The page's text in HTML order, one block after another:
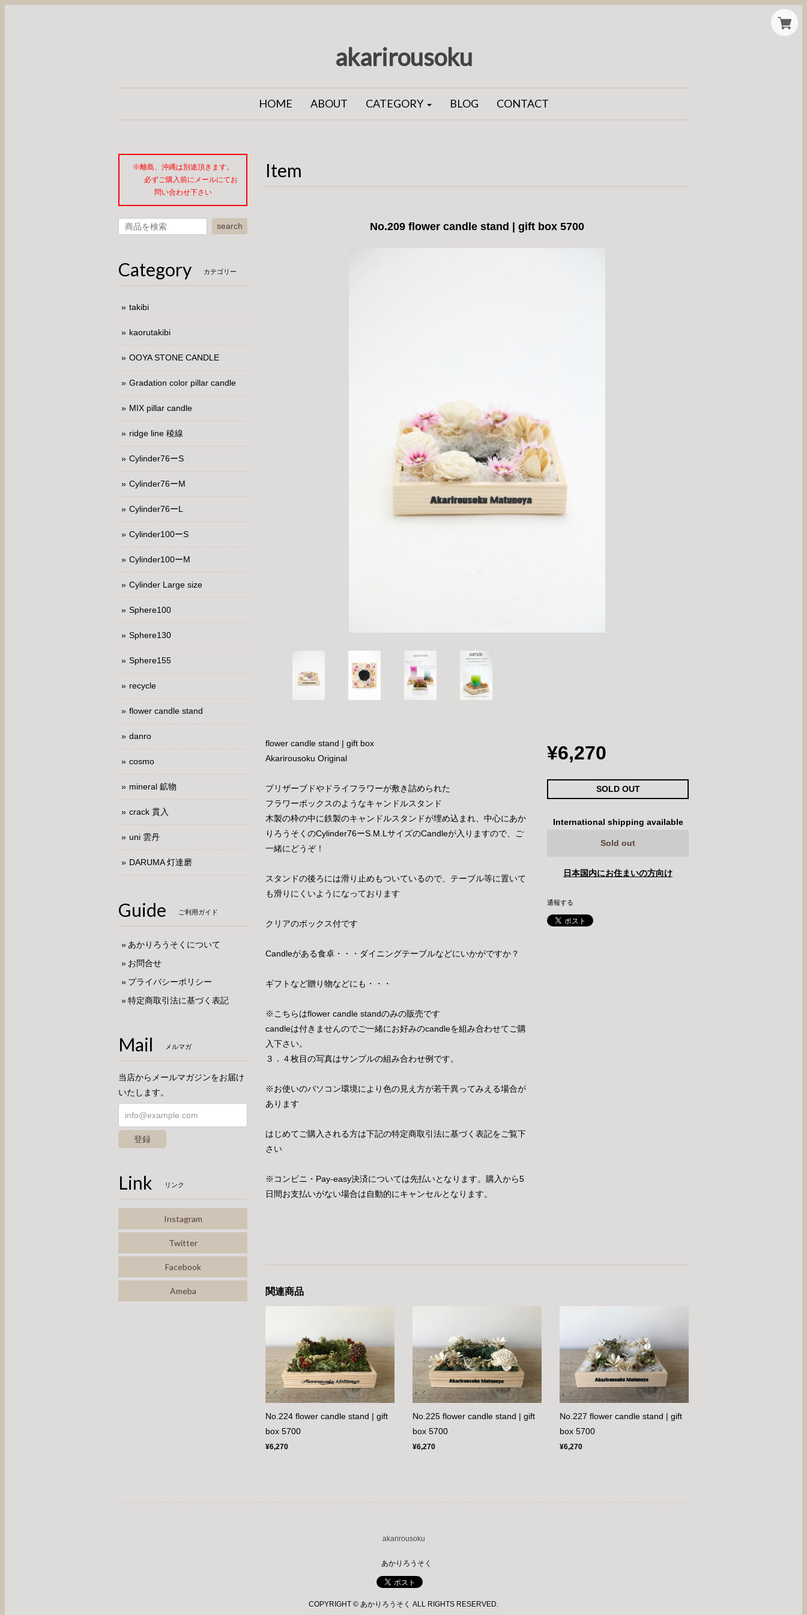
akarirousoku
HOME ABOUT CATEGORY BLOG CONTACT
Item
No.209 flower candle stand | gift box 5700
flower candle stand | gift box
Akarirousoku Original
プリザーブドやドライフラワーが敷き詰められた
フラワーボックスのようなキャンドルスタンド
木製の枠の中に鉄製のキャンドルスタンドが埋め込まれ、中心にあか
りろうそくのCylinder76ーS.M.LサイズのCandleが入りますので、ご
一緒にどうぞ！
スタンドの後ろには滑り止めもついているので、テーブル等に置いて
も滑りにくいようになっております
クリアのボックス付です
Candleがある食卓・・・ダイニングテーブルなどにいかがですか？
ギフトなど贈り物などにも・・・
※こちらはflower candle standのみの販売です
candleは付きませんのでご一緒にお好みのcandleを組み合わせてご購
入下さい。
３．４枚目の写真はサンプルの組み合わせ例です。
※お使いのパソコン環境により色の見え方が若干異ってみえる場合が
あります
はじめてご購入される方は下記の特定商取引法に基づく表記をご覧下
さい
※コンビニ・Pay-easy決済については先払いとなります。購入から5
日間お支払いがない場合は自動的にキャンセルとなります。
¥6,270
SOLD OUT
International shipping available
Sold out
日本国内にお住まいの方向け
通報する
関連商品
No.224 flower candle stand | gift
box 5700
¥6,270
No.225 flower candle stand | gift
box 5700
¥6,270
No.227 flower candle stand | gift
box 5700
¥6,270
※離島、沖縄は別途頂きます。
必ずご購入前にメールにてお
問い合わせ下さい
search
Category カテゴリー
takibi
kaorutakibi
OOYA STONE CANDLE
Gradation color pillar candle
MIX pillar candle
ridge line 稜線
Cylinder76ーS
Cylinder76ーM
Cylinder76ーL
Cylinder100ーS
Cylinder100ーM
Cylinder Large size
Sphere100
Sphere130
Sphere155
recycle
flower candle stand
danro
cosmo
mineral 鉱物
crack 貫入
uni 雲丹
DARUMA 灯達磨
Guide ご利用ガイド
あかりろうそくについて
お問合せ
プライバシーポリシー
特定商取引法に基づく表記
Mail メルマガ
当店からメールマガジンをお届け
いたします。
登録
Link リンク
Instagram
Twitter
Facebook
Ameba
akarirousoku
あかりろうそく
COPYRIGHT © あかりろうそく ALL RIGHTS RESERVED.